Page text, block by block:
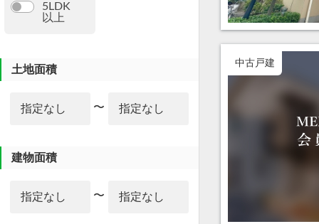
5LDK
以上
土地面積
〜
建物面積
〜
中古戸建